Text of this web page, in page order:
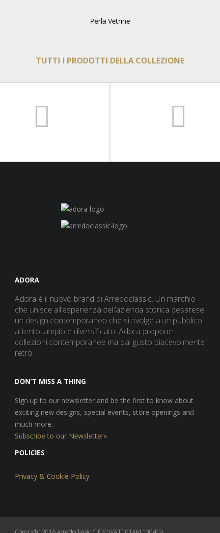
Perla Vetrine
TUTTI I PRODOTTI DELLA COLLEZIONE
ADORA
Adora è il nuovo brand di Arredoclassic. Un marchio
che unisce all’esperienza dell’azienda storica pesarese
un design contemporaneo che si rivolge a un pubblico
attento, ampio e diversificato. Adora propone
collezioni contemporanee ma dal gusto piacevolmente
retrò.
DON’T MISS A THING
Sign up to our newsletter and be the first to know about
exciting new designs, special events, store openings and
much more.
Subscribe to our Newsletter»
POLICIES
Privacy & Cookie Policy